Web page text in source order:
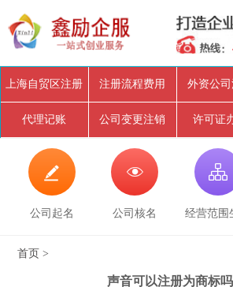
上海自贸区注册 注册流程费用 外资公
代理记账 公司变更注销 许可证

公司起名

公司核名

经营范围
首页 >
声音可以注册为商标